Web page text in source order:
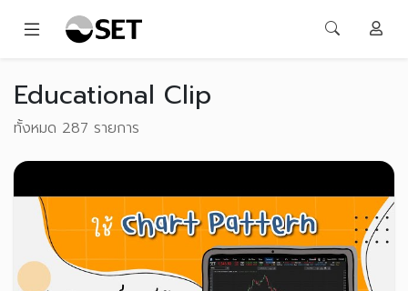
Educational Clip
ทั้งหมด 287 รายการ